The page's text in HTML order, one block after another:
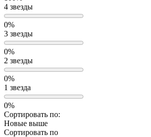
4 звезды
0%
3 звезды
0%
2 звезды
0%
1 звезда
0%
Сортировать по:
Новые выше
Сортировать по